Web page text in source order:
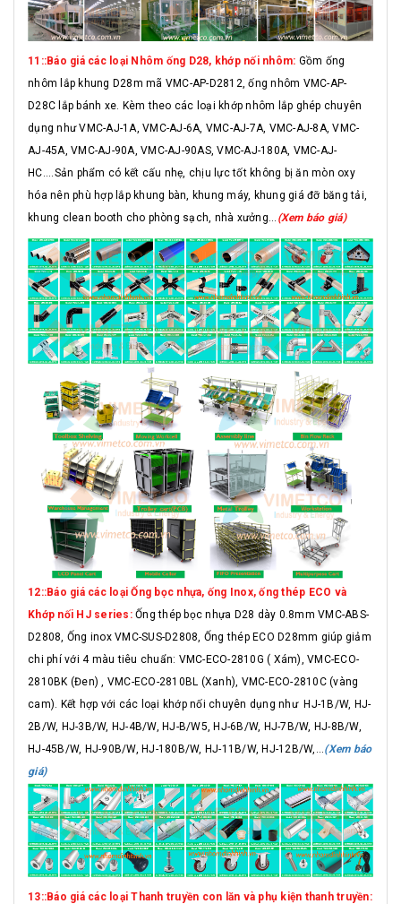
11::Báo giá các loại Nhôm ống D28, khớp nối nhôm: Gồm ống
nhôm lắp khung D28m mã VMC-AP-D2812, ống nhôm VMC-AP-
D28C lắp bánh xe. Kèm theo các loại khớp nhôm lắp ghép chuyên
dụng như VMC-AJ-1A, VMC-AJ-6A, VMC-AJ-7A, VMC-AJ-8A, VMC-
AJ-45A, VMC-AJ-90A, VMC-AJ-90AS, VMC-AJ-180A, VMC-AJ-
HC....Sản phẩm có kết cấu nhẹ, chịu lực tốt không bị ăn mòn oxy
hóa nên phù hợp lắp khung bàn, khung máy, khung giá đỡ băng tải,
khung clean booth cho phòng sạch, nhà xưởng... (Xem báo giá)
12::Báo giá các loại Ống bọc nhựa, ống Inox, ống thép ECO và
Khớp nối HJ series:Ống thép bọc nhựa D28 dày 0.8mm VMC-ABS-
D2808, Ống inox VMC-SUS-D2808, Ống thép ECO D28mm giúp giảm
chi phí với 4 màu tiêu chuẩn: VMC-ECO-2810G ( Xám), VMC-ECO-
2810BK (Đen) , VMC-ECO-2810BL (Xanh), VMC-ECO-2810C (vàng
cam). Kết hợp với các loại khớp nối chuyên dụng như HJ-1B/W, HJ-
2B/W, HJ-3B/W, HJ-4B/W, HJ-B/W5, HJ-6B/W, HJ-7B/W, HJ-8B/W,
HJ-45B/W, HJ-90B/W, HJ-180B/W, HJ-11B/W, HJ-12B/W,... (Xem báo
giá)
13::Báo giá các loại Thanh truyền con lăn và phụ kiện thanh truyền: